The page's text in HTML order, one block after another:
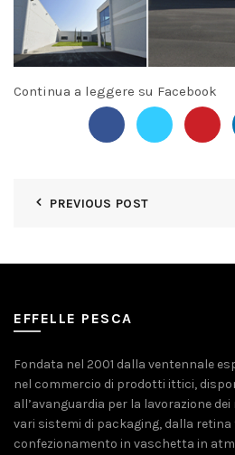
Continua a leggere su Facebook
PREVIOUS POST
EFFELLE PESCA
Fondata nel 2001 dalla ventennale
nel commercio di prodotti ittici,
all’avanguardia per la lavorazione
vari sistemi di packaging, dalla retina
confezionamento in vaschetta in